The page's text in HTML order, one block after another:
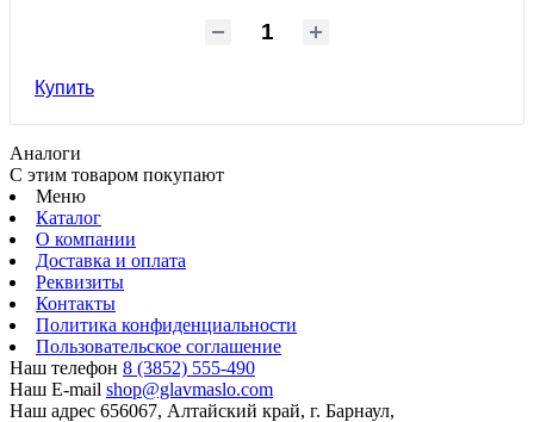
Купить
Аналоги
С этим товаром покупают
Меню
Каталог
О компании
Доставка и оплата
Реквизиты
Контакты
Политика конфиденциальности
Пользовательское соглашение
Наш телефон 8 (3852) 555-490
Наш E-mail shop@glavmaslo.com
Наш адрес 656067, Алтайский край, г. Барнаул,